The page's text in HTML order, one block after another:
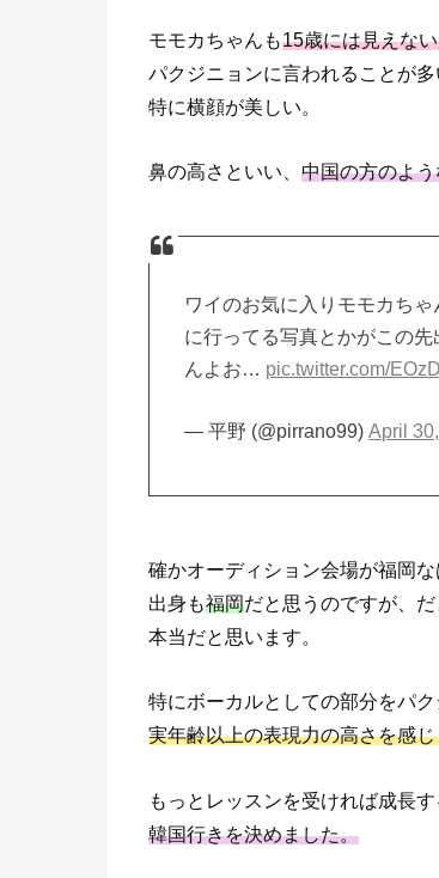
モモカちゃんも15歳には見えな
パクジニョンに言われることが
特に横顔が美しい。
鼻の高さといい、 中国の方のよ
ワイのお気に入りモモカち
に行ってる写真とかがこの
んよお… pic.twitter.com/
— 平野 (@pirrano99)April
確かオーディション会場が福岡
出身も福岡だと思うのですが、
本当だと思います。
特にボーカルとしての部分をパ
実年齢以上の表現力の高さを感
もっとレッスンを受ければ成長
韓国行きを決めました。